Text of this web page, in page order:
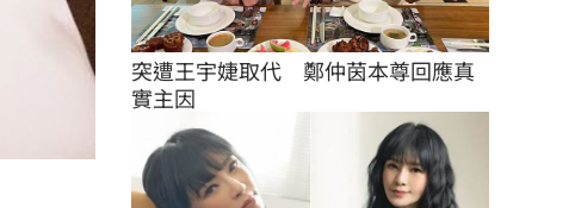
突遭王宇婕取代　鄭仲茵本尊回應真
實主因